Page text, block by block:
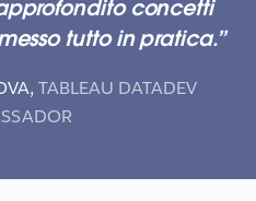
concetti
tutto in pratica.
, TABLEAU DATADEV